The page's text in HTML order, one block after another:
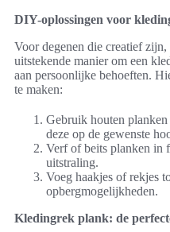
DIY-oplossingen voor
Voor degenen die creatief zijn,
uitstekende manier om een
aan persoonlijke behoeften.
te maken:
Gebruik houten
deze op de gewenste
Verf of beits planken in
uitstraling.
Voeg haakjes of rekjes
opbergmogelijkheden.
Kledingrek plank: de